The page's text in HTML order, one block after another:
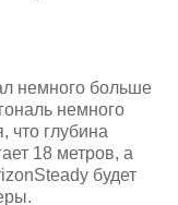
немного больше
немного
что глубина
18 метров, а
будет